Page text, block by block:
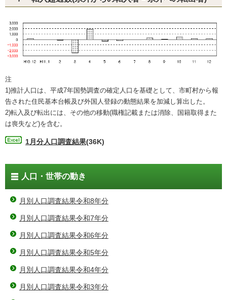
注
1)推計人口は、平成7年国勢調査の確定人口を基礎として、市町村から報
告された住民基本台帳及び外国人登録の動態結果を加減し算出した。
2)転入及び転出には、その他の移動(職権記載または消除、国籍取得また
は喪失など)を含む。
1月分人口調査結果(36K)
人口・世帯の動き
月別人口調査結果令和8年分
月別人口調査結果令和7年分
月別人口調査結果令和6年分
月別人口調査結果令和5年分
月別人口調査結果令和4年分
月別人口調査結果令和3年分